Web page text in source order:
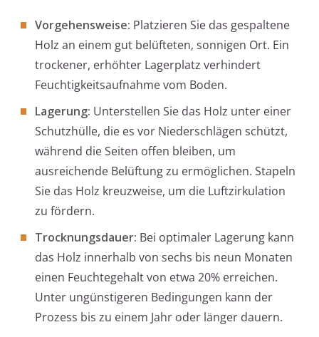
Vorgehensweise: Platzieren Sie das gespaltene
Holz an einem gut belüfteten, sonnigen Ort. Ein
trockener, erhöhter Lagerplatz verhindert
Feuchtigkeitsaufnahme vom Boden.
Lagerung: Unterstellen Sie das Holz unter einer
Schutzhülle, die es vor Niederschlägen schützt,
während die Seiten offen bleiben, um
ausreichende Belüftung zu ermöglichen. Stapeln
Sie das Holz kreuzweise, um die Luftzirkulation
zu fördern.
Trocknungsdauer: Bei optimaler Lagerung kann
das Holz innerhalb von sechs bis neun Monaten
einen Feuchtegehalt von etwa 20% erreichen.
Unter ungünstigeren Bedingungen kann der
Prozess bis zu einem Jahr oder länger dauern.